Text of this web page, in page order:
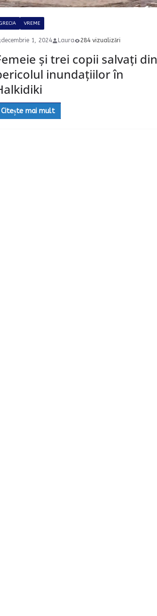
VREME
decembrie 1, 2024 Laura 284 vizualizări
și trei copii salvați din
inundațiilor în
Citește mai mult